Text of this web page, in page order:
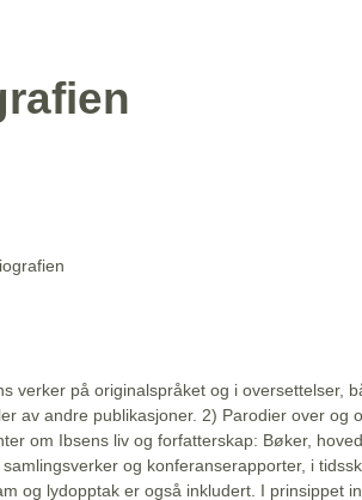
verker på originalspråket og i oversettelser,
av andre publikasjoner. 2) Parodier over og
om Ibsens liv og forfatterskap: Bøker,
og konferanserapporter, i
og lydopptak er også inkludert. I prinsippet